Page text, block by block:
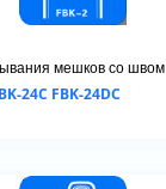
мешков со швом
24C FBK-24DC